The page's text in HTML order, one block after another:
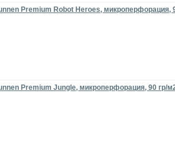
Premium Robot Heroes, микроперфорация,
Premium Jungle, микроперфорация, 90 гр/